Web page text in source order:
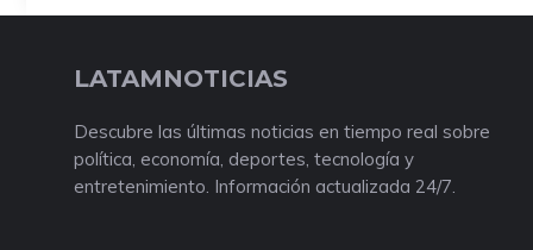
LATAMNOTICIAS
Descubre las últimas noticias en tiempo real sobre
política, economía, deportes, tecnología y
entretenimiento. Información actualizada 24/7.